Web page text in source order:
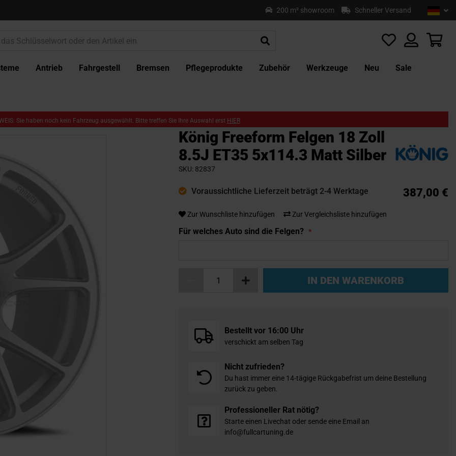
200 m² showroom Schneller Versand
Antrieb Fahrgestell Bremsen Pflegeprodukte Zubehör Werkzeuge Neu Sale
Sie haben noch kein Fahrzeug ausgewählt. Bitte treffen Sie Ihre Auswahl erst HIER
König Freeform Felgen 18 Zoll
8.5J ET35 5x114.3 Matt Silber
SKU 82837
Voraussichtliche Lieferzeit beträgt 2-4 Werktage 387,00 €
Zur Wunschliste hinzufügen Zur Vergleichsliste hinzufügen
Für welches Auto sind die Felgen?
IN DEN WARENKORB
Bestellt vor 16:00 Uhr
verschickt am selben Tag
Nicht zufrieden?
Du hast immer eine 14-tägige Rückgabefrist um deine Bestellung
zurück zu geben.
Professioneller Rat nötig?
Starte einen Livechat oder sende eine Email an
info@fullcartuning.de